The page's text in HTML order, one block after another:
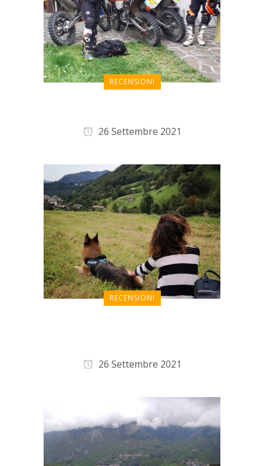
RECENSIONI
26 Settembre 2021
RECENSIONI
26 Settembre 2021